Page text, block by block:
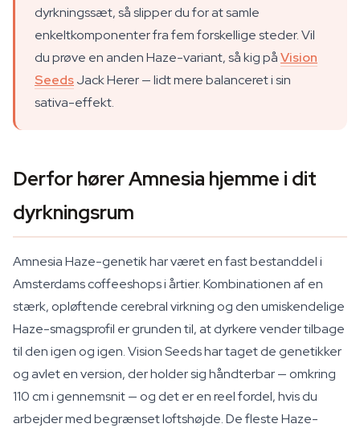
dyrkningssæt, så slipper du for at samle
enkeltkomponenter fra fem forskellige steder. Vil
du prøve en anden Haze-variant, så kig påVision
SeedsJack Herer — lidt mere balanceret i sin
sativa-effekt.
Derfor hører Amnesia hjemme i dit
dyrkningsrum
Amnesia Haze-genetik har været en fast bestanddel i
Amsterdams coffeeshops i årtier. Kombinationen af en
stærk, opløftende cerebral virkning og den umiskendelige
Haze-smagsprofil er grunden til, at dyrkere vender tilbage
til den igen og igen. Vision Seeds har taget de genetikker
og avlet en version, der holder sig håndterbar — omkring
110 cm i gennemsnit — og det er en reel fordel, hvis du
arbejder med begrænset loftshøjde. De fleste Haze-